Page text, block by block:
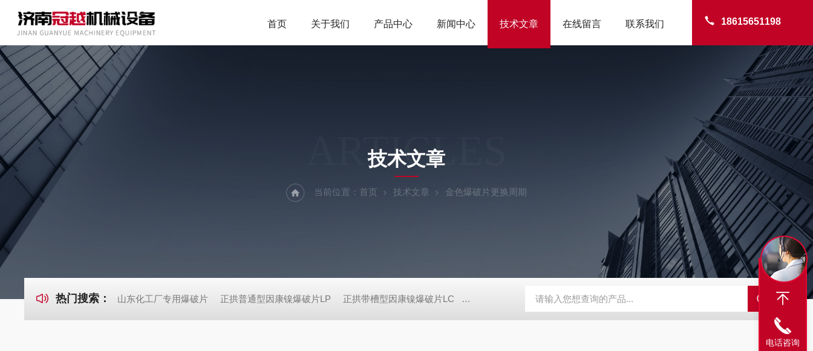
18615651198
首页 关于我们 产品中心 新闻中心 技术文章 在线留言 联系我们
ARTICLES
技术文章
当前位置： 首页 技术文章 金色爆破片更换周期
热门搜索： 山东化工厂专用爆破片 正拱普通型因康镍爆破片LP 正拱带槽型因康镍爆破片LC 正拱带槽型蒙乃尔爆破片LC PFTA300-0.2-180SS药厂爆破片 YC爆破片反拱带槽
电话咨询